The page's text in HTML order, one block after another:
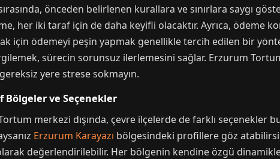
önceden belirlenen kurallara ve sınırlara saygı
her iki taraf için de daha keyifli olacaktır. Ayrıca, ödeme
için ödemeyi peşin yapmak genellikle tercih edilen bir
sürecin sorunsuz ilerlemesini sağlar. Erzurum
yere strese sokmayın.
ve Seçenekler
merkezi dışında, çevre ilçelerde de farklı seçenekler
Erzurum Karayazı bölgesindeki profillere göz
değerlendirilebilir. Her bölgenin kendine özgü